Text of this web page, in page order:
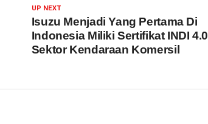
UP NEXT
Isuzu Menjadi Yang Pertama Di
Indonesia Miliki Sertifikat INDI 4.0
Sektor Kendaraan Komersil